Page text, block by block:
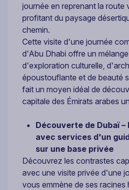
journée en reprenant la route
profitant du paysage
chemin.
Cette visite d'une journée
d'Abu Dhabi offre un
d'exploration culturelle,
époustouflante et de beauté
fait un moyen idéal de
capitale des Émirats arabes
Découverte de Dubaï
avec services d'un
sur une base privée
Découvrez les contrastes
avec une visite privée d'une
vous emmène de ses racines